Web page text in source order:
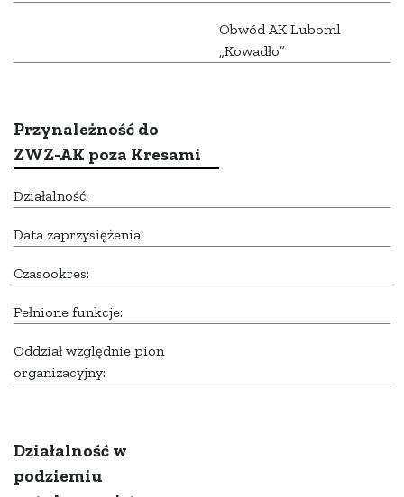
Obwód AK Luboml
„Kowadło”
Przynależność do
ZWZ-AK poza Kresami
Działalność:
Data zaprzysiężenia:
Czasookres:
Pełnione funkcje:
Oddział względnie pion
organizacyjny:
Działalność w
podziemiu